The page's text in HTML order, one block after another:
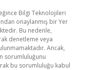
Bilgi Teknolojileri
onaylanmış bir Yer
Bu nedenle,
denetleme veya
Ancak,
sorumluluğunu
bu sorumluluğu kabul